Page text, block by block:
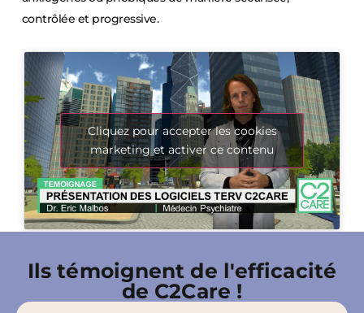
Cliquez pour accepter les cookies
marketing et activer ce contenu
contrôlée et progressive.
Ils témoignent de l'efficacité
de C2Care !​